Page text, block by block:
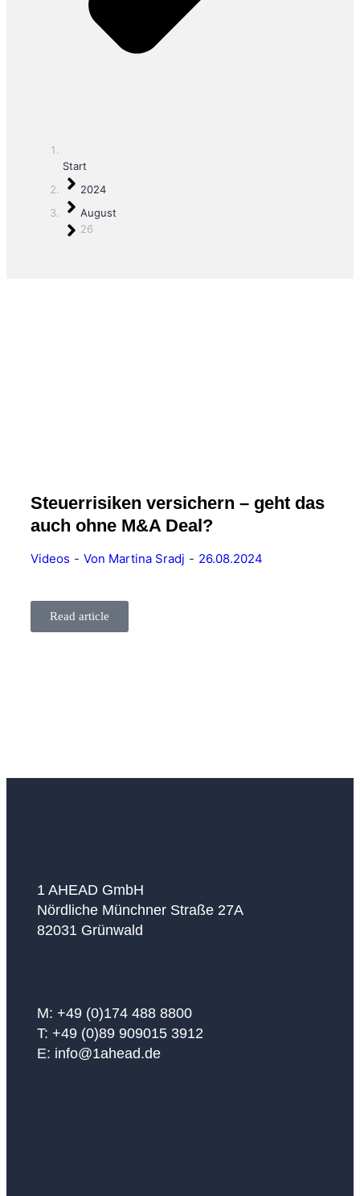
Start
2024
August
26
Steuerrisiken versichern – geht das
auch ohne M&A Deal?
Videos Von Martina Sradj 26.08.2024
Read article
1 AHEAD GmbH
Nördliche Münchner Straße 27A
82031 Grünwald
M: +49 (0)174 488 8800
T: +49 (0)89 909015 3912
E: info@1ahead.de